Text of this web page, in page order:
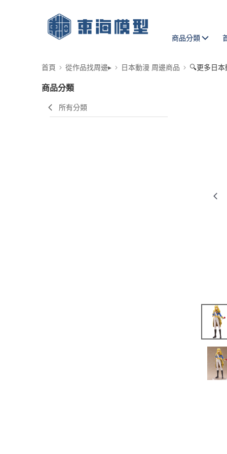
商品分類
首頁 從作品找周邊▸ 日本動漫 周邊商品 🔍更多日本
商品分類
所有分類